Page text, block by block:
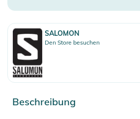
SALOMON
Den Store besuchen
Beschreibung